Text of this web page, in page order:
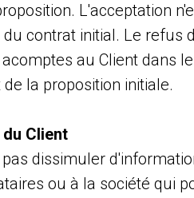
L'acceptation
contrat initial. Le refus
au Client dans
la proposition initiale.
Client
dissimuler
ou à la société qui